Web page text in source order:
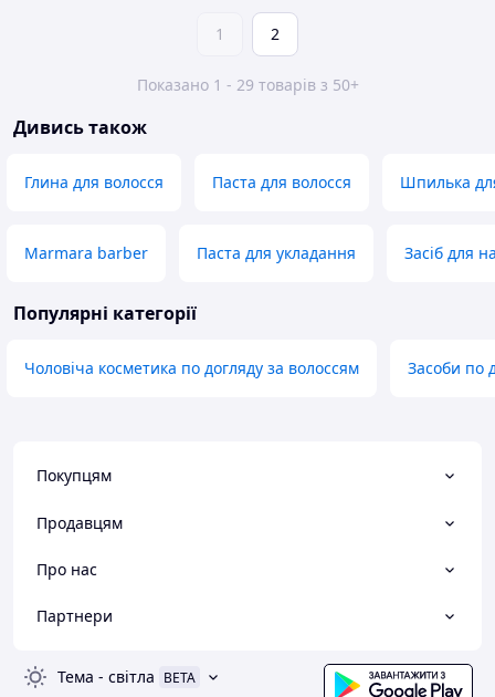
1 2
Показано 1 - 29 товарів з 50+
Дивись також
Глина для волосся Паста для волосся Шпилька
Marmara barber Паста для укладання Засіб для
Популярні категорії
Чоловіча косметика по догляду за волоссям Засоби по
Покупцям
Продавцям
Про нас
Партнери
Тема - світла BETA